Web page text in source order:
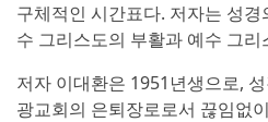
구체적인 시간표다. 저자는 성
수 그리스도의 부활과 예수 그
저자 이대환은 1951년생으로,
광교회의 은퇴장로로서 끊임없